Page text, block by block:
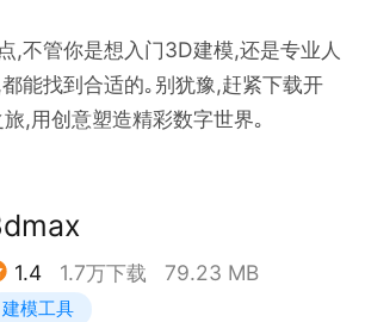
,不管你是想入门3D建模,还是专业人
能找到合适的｡别犹豫,赶紧下载开
,用创意塑造精彩数字世界｡
1.4 1.7万下载 79.23 MB
建模工具